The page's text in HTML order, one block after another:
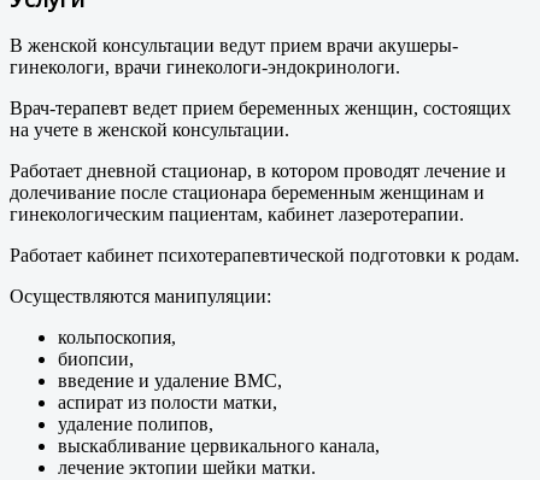
В женской консультации ведут прием врачи акушеры-
гинекологи, врачи гинекологи-эндокринологи.
Врач-терапевт ведет прием беременных женщин, состоящих
на учете в женской консультации.
Работает дневной стационар, в котором проводят лечение и
долечивание после стационара беременным женщинам и
гинекологическим пациентам, кабинет лазеротерапии.
Работает кабинет психотерапевтической подготовки к родам.
Осуществляются манипуляции:
кольпоскопия,
биопсии,
введение и удаление ВМС,
аспират из полости матки,
удаление полипов,
выскабливание цервикального канала,
лечение эктопии шейки матки.